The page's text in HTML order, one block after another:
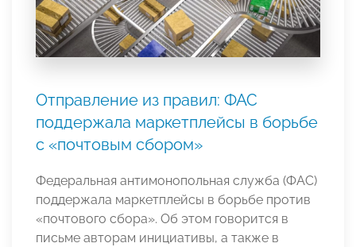
Отправление из правил: ФАС
поддержала маркетплейсы в борьбе
с «почтовым сбором»
Федеральная антимонопольная служба (ФАС)
поддержала маркетплейсы в борьбе против
«почтового сбора». Об этом говорится в
письме авторам инициативы, а также в